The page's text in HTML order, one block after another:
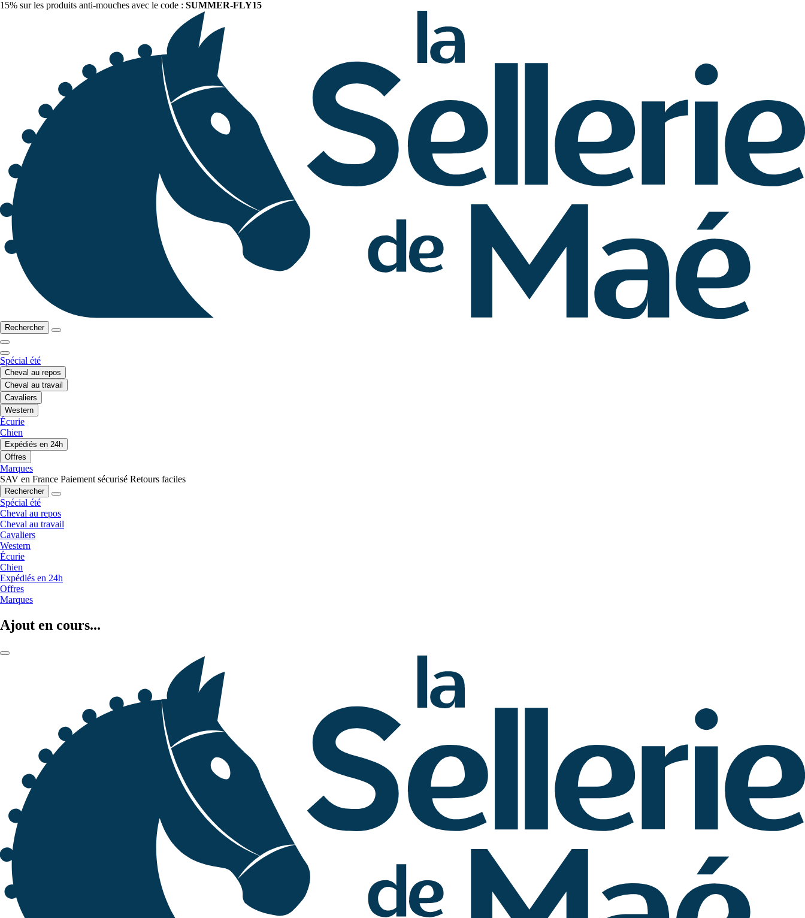
15% sur les produits anti-mouches avec le code : SUMMER-FLY15
Rechercher
Spécial été
Cheval au repos
Cheval au travail
Cavaliers
Western
Écurie
Chien
Expédiés en 24h
Offres
Marques
SAV en France Paiement sécurisé Retours faciles
Rechercher
Spécial été
Cheval au repos
Cheval au travail
Cavaliers
Western
Écurie
Chien
Expédiés en 24h
Offres
Marques
Ajout en cours...